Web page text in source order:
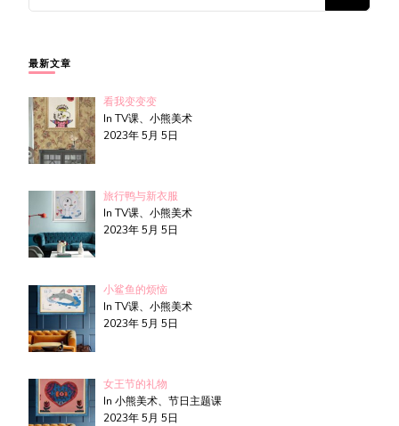
么
吗?
最新文章
看我变变变
In TV课、小熊美术
2023年 5月 5日
旅行鸭与新衣服
In TV课、小熊美术
2023年 5月 5日
小鲨鱼的烦恼
In TV课、小熊美术
2023年 5月 5日
女王节的礼物
In 小熊美术、节日主题课
2023年 5月 5日